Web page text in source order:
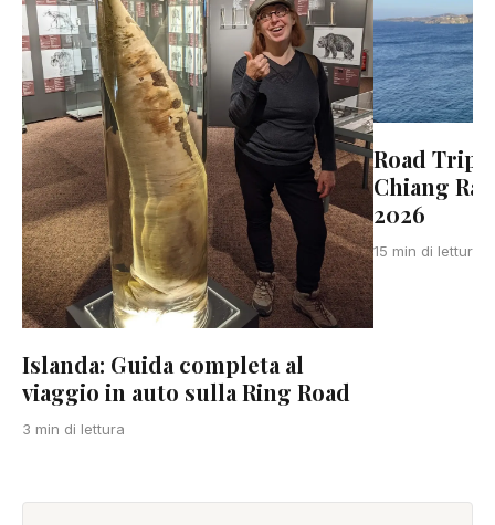
Islanda: Guida completa al
viaggio in auto sulla Ring Road
3 min di lettura
Road Trip
Chiang
2026
15 min di lettura